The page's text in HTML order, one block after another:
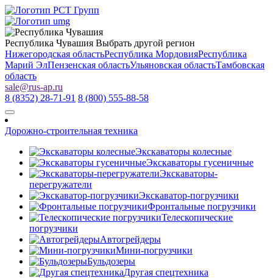
Республика Чувашия Выбрать другой регион
Нижегородская областьРеспублика МордовияРеспублика
Марий ЭлПензенская областьУльяновская областьТамбовская
область
sale@rus-ap.ru
8 (8352) 28-71-91 8 (800) 555-88-58
Дорожно-строительная техника
Экскаваторы колесные
Экскаваторы гусеничные
Экскаваторы-
перегружатели
Экскаватор-погрузчики
Фронтальные погрузчики
Телескопические
погрузчики
Автогрейдеры
Мини-погрузчики
Бульдозеры
Другая спецтехника